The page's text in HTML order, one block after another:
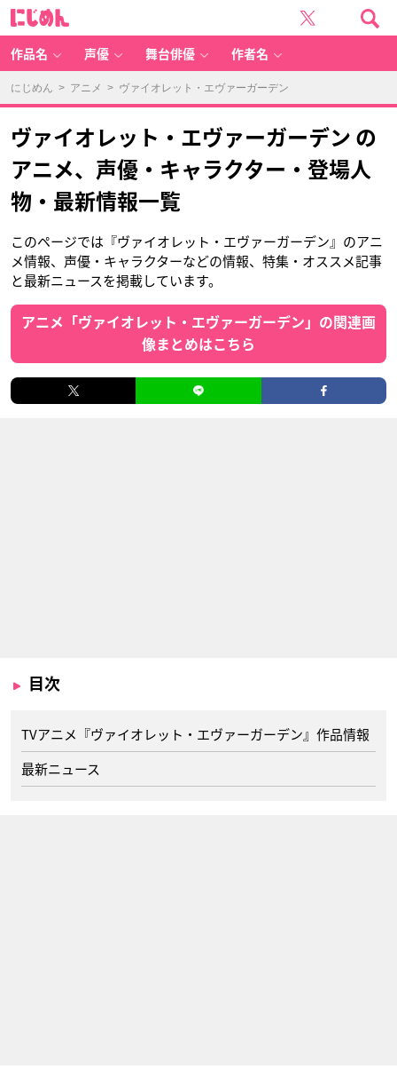
作品名 声優 舞台俳優 作者名
にじめん > アニメ > ヴァイオレット・エヴァーガーデン
ヴァイオレット・エヴァーガーデン の
アニメ、声優・キャラクター・登場人
物・最新情報一覧
このページでは『ヴァイオレット・エヴァーガーデン』のアニ
メ情報、声優・キャラクターなどの情報、特集・オススメ記事
と最新ニュースを掲載しています。
アニメ「ヴァイオレット・エヴァーガーデン」の関連画
像まとめはこちら
目次
TVアニメ『ヴァイオレット・エヴァーガーデン』作品情報
最新ニュース